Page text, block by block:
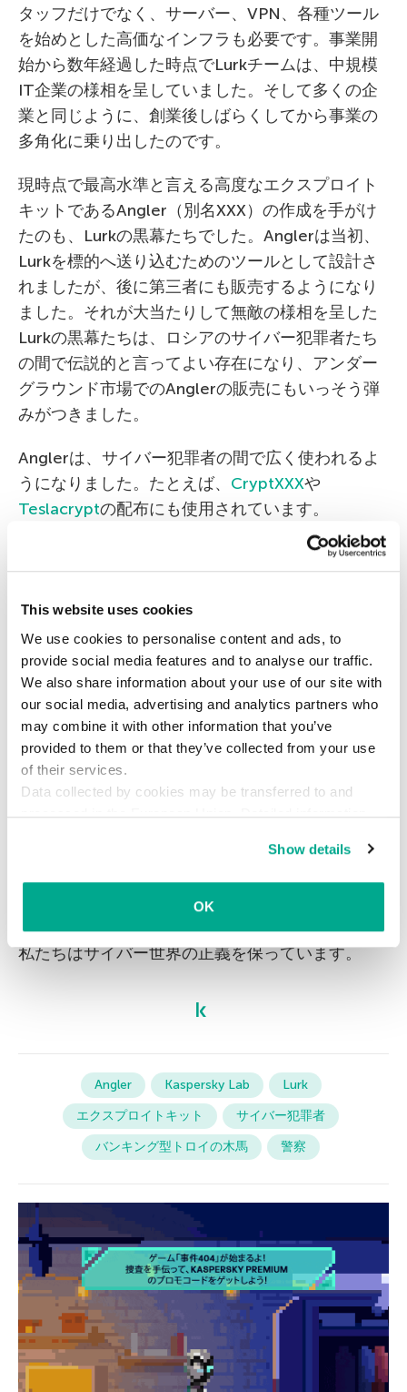
This website uses cookies
We use cookies to personalise content and ads, to
provide social media features and to analyse our traffic.
We also share information about your use of our site with
our social media, advertising and analytics partners who
may combine it with other information that you’ve
provided to them or that they’ve collected from your use
of their services.
Data collected by cookies may be transferred to and
processed in the European Union. Detailed information
Show details
OK
タッフだけでなく、サーバー、VPN、各種ツール
を始めとした高価なインフラも必要です。事業開
始から数年経過した時点でLurkチームは、中規模
IT企業の様相を呈していました。そして多くの企
業と同じように、創業後しばらくしてから事業の
多角化に乗り出したのです。
現時点で最高水準と言える高度なエクスプロイト
キットであるAngler（別名XXX）の作成を手がけ
たのも、Lurkの黒幕たちでした。Anglerは当初、
Lurkを標的へ送り込むためのツールとして設計さ
れましたが、後に第三者にも販売するようになり
ました。それが大当たりして無敵の様相を呈した
Lurkの黒幕たちは、ロシアのサイバー犯罪者たち
の間で伝説的と言ってよい存在になり、アンダー
グラウンド市場でのAnglerの販売にもいっそう弾
みがつきました。
Anglerは、サイバー犯罪者の間で広く使われるよ
うになりました。たとえば、 CryptXXXや
Teslacryptの配布にも使用されています。
しかしAnglerを販売し始めた頃、彼らに残された
時間はすでにわずかでした。ロシア警察が
Kaspersky Labの協力を得て、疑わしいグループ
メンバーを逮捕できるだけの十分な証拠を集めて
いたのです。2016年6月にLurkの活動は停止し、
ほどなくしてAnglerも同じ道をたどりました。こ
のサイバー犯罪者たちは、十分な対策を講じてい
るのだから捕まるはずはない、と最後まで考えて
いました。
十分に講じた対策のおかげで、彼らはしばらく身
もやはり人間です。遅かれ早かれどこかでつまず
に見つかるのです。逮捕に至るまでは多くの時間
と労力が費やされるものですが、このようにして
私たちはサイバー世界の正義を保っています。
Angler Kaspersky Lab
Lurk
エクスプロイトキット
サイバー犯罪者
バンキング型トロイの木馬
警察